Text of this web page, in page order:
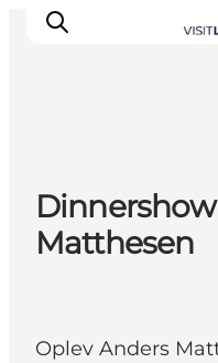
Oplevelser
Byer og øer
Outdoor
Matthesen
Oplev Anders